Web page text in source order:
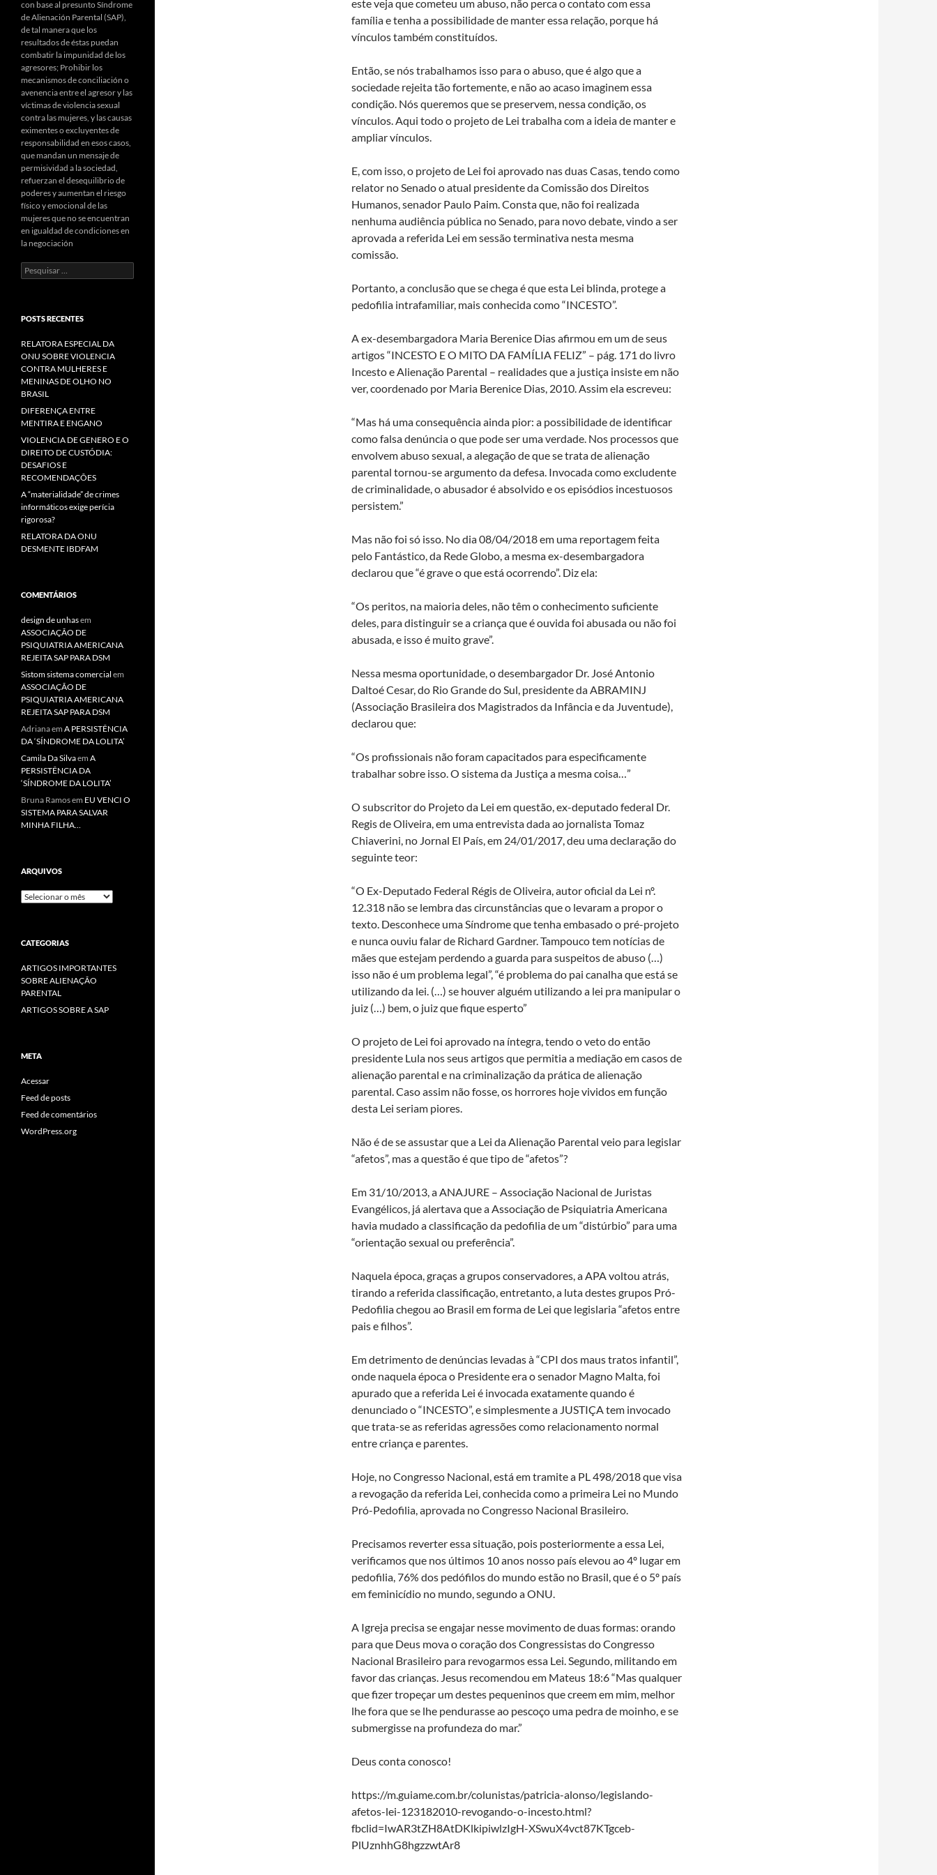
este veja que cometeu um abuso, não perca o contato com essa
família e tenha a possibilidade de manter essa relação, porque há
vínculos também constituídos.
Então, se nós trabalhamos isso para o abuso, que é algo que a
sociedade rejeita tão fortemente, e não ao acaso imaginem essa
condição. Nós queremos que se preservem, nessa condição, os
vínculos. Aqui todo o projeto de Lei trabalha com a ideia de manter e
ampliar vínculos.
E, com isso, o projeto de Lei foi aprovado nas duas Casas, tendo como
relator no Senado o atual presidente da Comissão dos Direitos
Humanos, senador Paulo Paim. Consta que, não foi realizada
nenhuma audiência pública no Senado, para novo debate, vindo a ser
aprovada a referida Lei em sessão terminativa nesta mesma
comissão.
Portanto, a conclusão que se chega é que esta Lei blinda, protege a
pedofilia intrafamiliar, mais conhecida como “INCESTO”.
A ex-desembargadora Maria Berenice Dias afirmou em um de seus
artigos “INCESTO E O MITO DA FAMÍLIA FELIZ” – pág. 171 do livro
Incesto e Alienação Parental – realidades que a justiça insiste em não
ver, coordenado por Maria Berenice Dias, 2010. Assim ela escreveu:
“Mas há uma consequência ainda pior: a possibilidade de identificar
como falsa denúncia o que pode ser uma verdade. Nos processos que
envolvem abuso sexual, a alegação de que se trata de alienação
parental tornou-se argumento da defesa. Invocada como excludente
de criminalidade, o abusador é absolvido e os episódios incestuosos
persistem.”
Mas não foi só isso. No dia 08/04/2018 em uma reportagem feita
pelo Fantástico, da Rede Globo, a mesma ex-desembargadora
declarou que “é grave o que está ocorrendo”. Diz ela:
“Os peritos, na maioria deles, não têm o conhecimento suficiente
deles, para distinguir se a criança que é ouvida foi abusada ou não foi
abusada, e isso é muito grave”.
Nessa mesma oportunidade, o desembargador Dr. José Antonio
Daltoé Cesar, do Rio Grande do Sul, presidente da ABRAMINJ
(Associação Brasileira dos Magistrados da Infância e da Juventude),
declarou que:
“Os profissionais não foram capacitados para especificamente
trabalhar sobre isso. O sistema da Justiça a mesma coisa…”
O subscritor do Projeto da Lei em questão, ex-deputado federal Dr.
Regis de Oliveira, em uma entrevista dada ao jornalista Tomaz
Chiaverini, no Jornal El País, em 24/01/2017, deu uma declaração do
seguinte teor:
“O Ex-Deputado Federal Régis de Oliveira, autor oficial da Lei nº.
12.318 não se lembra das circunstâncias que o levaram a propor o
texto. Desconhece uma Síndrome que tenha embasado o pré-projeto
e nunca ouviu falar de Richard Gardner. Tampouco tem notícias de
mães que estejam perdendo a guarda para suspeitos de abuso (…)
isso não é um problema legal”, “é problema do pai canalha que está se
utilizando da lei. (…) se houver alguém utilizando a lei pra manipular o
juiz (…) bem, o juiz que fique esperto”
O projeto de Lei foi aprovado na íntegra, tendo o veto do então
presidente Lula nos seus artigos que permitia a mediação em casos de
alienação parental e na criminalização da prática de alienação
parental. Caso assim não fosse, os horrores hoje vividos em função
desta Lei seriam piores.
Não é de se assustar que a Lei da Alienação Parental veio para legislar
“afetos”, mas a questão é que tipo de “afetos”?
Em 31/10/2013, a ANAJURE – Associação Nacional de Juristas
Evangélicos, já alertava que a Associação de Psiquiatria Americana
havia mudado a classificação da pedofilia de um “distúrbio” para uma
“orientação sexual ou preferência”.
Naquela época, graças a grupos conservadores, a APA voltou atrás,
tirando a referida classificação, entretanto, a luta destes grupos Pró-
Pedofilia chegou ao Brasil em forma de Lei que legislaria “afetos entre
pais e filhos”.
Em detrimento de denúncias levadas à “CPI dos maus tratos infantil”,
onde naquela época o Presidente era o senador Magno Malta, foi
apurado que a referida Lei é invocada exatamente quando é
denunciado o “INCESTO”, e simplesmente a JUSTIÇA tem invocado
que trata-se as referidas agressões como relacionamento normal
entre criança e parentes.
Hoje, no Congresso Nacional, está em tramite a PL 498/2018 que visa
a revogação da referida Lei, conhecida como a primeira Lei no Mundo
Pró-Pedofilia, aprovada no Congresso Nacional Brasileiro.
Precisamos reverter essa situação, pois posteriormente a essa Lei,
verificamos que nos últimos 10 anos nosso país elevou ao 4º lugar em
pedofilia, 76% dos pedófilos do mundo estão no Brasil, que é o 5º país
em feminicídio no mundo, segundo a ONU.
A Igreja precisa se engajar nesse movimento de duas formas: orando
para que Deus mova o coração dos Congressistas do Congresso
Nacional Brasileiro para revogarmos essa Lei. Segundo, militando em
favor das crianças. Jesus recomendou em Mateus 18:6 “Mas qualquer
que fizer tropeçar um destes pequeninos que creem em mim, melhor
lhe fora que se lhe pendurasse ao pescoço uma pedra de moinho, e se
submergisse na profundeza do mar.”
Deus conta conosco!
https://m.guiame.com.br/colunistas/patricia-alonso/legislando-
afetos-lei-123182010-revogando-o-incesto.html?
fbclid=IwAR3tZH8AtDKlkipiwlzIgH-XSwuX4vct87KTgceb-
PlUznhhG8hgzzwtAr8
con base al presunto Síndrome
de Alienación Parental (SAP),
de tal manera que los
resultados de éstas puedan
combatir la impunidad de los
agresores; Prohibir los
mecanismos de conciliación o
avenencia entre el agresor y las
víctimas de violencia sexual
contra las mujeres, y las causas
eximentes o excluyentes de
responsabilidad en esos casos,
que mandan un mensaje de
permisividad a la sociedad,
refuerzan el desequilibrio de
poderes y aumentan el riesgo
físico y emocional de las
mujeres que no se encuentran
en igualdad de condiciones en
la negociación
Pesquisar
por:
POSTS RECENTES
RELATORA ESPECIAL DA
ONU SOBRE VIOLENCIA
CONTRA MULHERES E
MENINAS DE OLHO NO
BRASIL
DIFERENÇA ENTRE
MENTIRA E ENGANO
VIOLENCIA DE GENERO E O
DIREITO DE CUSTÓDIA:
DESAFIOS E
RECOMENDAÇÕES
A “materialidade” de crimes
informáticos exige perícia
rigorosa?
RELATORA DA ONU
DESMENTE IBDFAM
COMENTÁRIOS
design de unhasem
ASSOCIAÇÃO DE
PSIQUIATRIA AMERICANA
REJEITA SAP PARA DSM
Sistom sistema comercial em
ASSOCIAÇÃO DE
PSIQUIATRIA AMERICANA
REJEITA SAP PARA DSM
Adrianaem A PERSISTÊNCIA
DA ‘SÍNDROME DA LOLITA’
Camila Da Silvaem A
PERSISTÊNCIA DA
‘SÍNDROME DA LOLITA’
Bruna Ramosem EU VENCI O
SISTEMA PARA SALVAR
MINHA FILHA…
ARQUIVOS
Arquivos
CATEGORIAS
ARTIGOS IMPORTANTES
SOBRE ALIENAÇÃO
PARENTAL
ARTIGOS SOBRE A SAP
META
Acessar
Feed de posts
Feed de comentários
WordPress.org